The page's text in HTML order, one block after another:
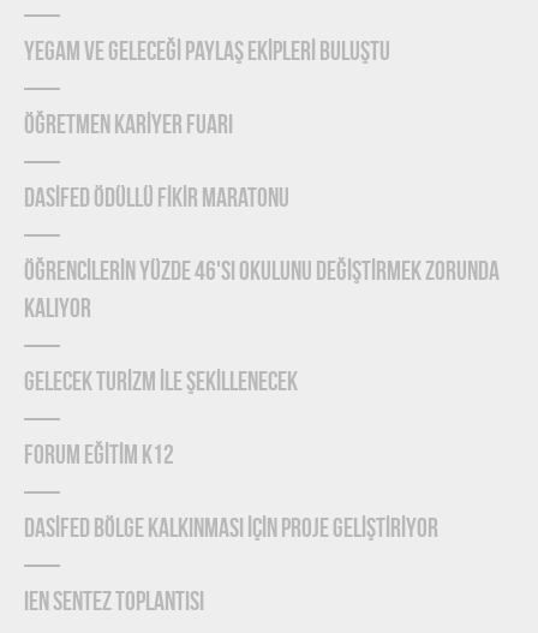
YEGAM ve GELECEĞİ PAYLAŞ EKİPLERİ BULUŞTU
ÖĞRETMEN KARİYER FUARI
DASİFED ÖDÜLLÜ FİKİR MARATONU
ÖĞRENCİLERİN YÜZDE 46'SI OKULUNU DEĞİŞTİRMEK ZORUNDA
KALIYOR
GELECEK TURİZM İLE ŞEKİLLENECEK
FORUM EĞİTİM K12
DASİFED BÖLGE KALKINMASI İÇİN PROJE GELİŞTİRİYOR
IEN Sentez Toplantısı